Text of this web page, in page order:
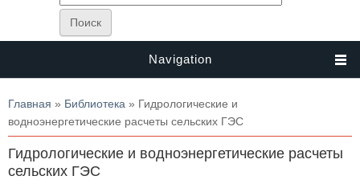
Navigation
Вы здесь
Главная » Библиотека » Гидрологические и
водноэнергетические расчеты сельских ГЭС
Гидрологические и водноэнергетические расчеты
сельских ГЭС